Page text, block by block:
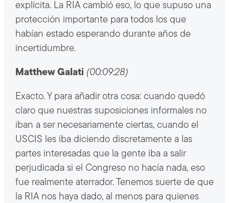
explícita. La RIA cambió eso, lo que supuso una
protección importante para todos los que
habían estado esperando durante años de
incertidumbre.
Matthew Galati (00:09:28)
Exacto. Y para añadir otra cosa: cuando quedó
claro que nuestras suposiciones informales no
iban a ser necesariamente ciertas, cuando el
USCIS les iba diciendo discretamente a las
partes interesadas que la gente iba a salir
perjudicada si el Congreso no hacía nada, eso
fue realmente aterrador. Tenemos suerte de que
la RIA nos haya dado, al menos para quienes